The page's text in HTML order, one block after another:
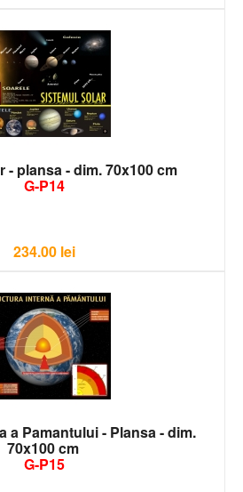
- plansa - dim. 70x100 cm
G-P14
234.00 lei
a Pamantului - Plansa - dim.
70x100 cm
G-P15